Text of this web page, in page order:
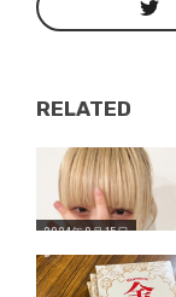
RELATED
Warning : Undefined variable $post_id in
/home/storywriter/storywriter.tokyo/public_html/wp-content/themes/StoryWriter/single.phpon line242
2024年8月15日
Warning : Undefined variable $post_id in
/home/storywriter/storywriter.tokyo/public_html/wp-content/themes/StoryWriter/single.phpon line242